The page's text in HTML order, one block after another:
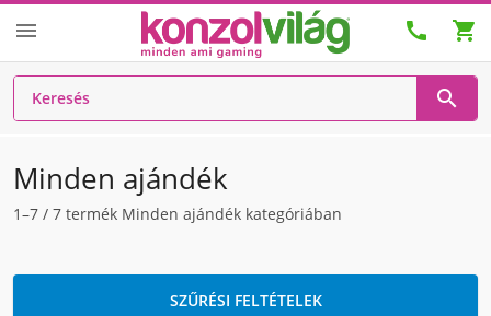
  

Minden ajándék
1–7 / 7 termék Minden ajándék kategóriában
SZŰRÉSI FELTÉTELEK